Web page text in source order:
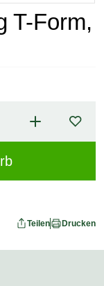
T-Form,
Teilen Drucken